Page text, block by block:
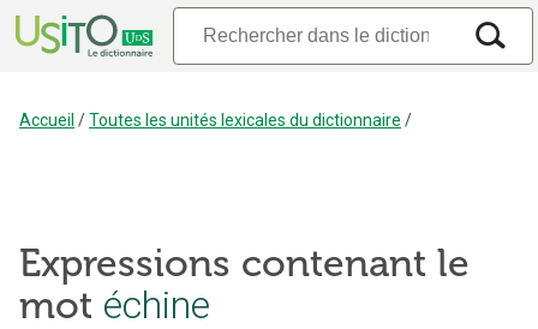
Accueil /Toutes les unités lexicales du dictionnaire /
Expressions contenant le
mot échine